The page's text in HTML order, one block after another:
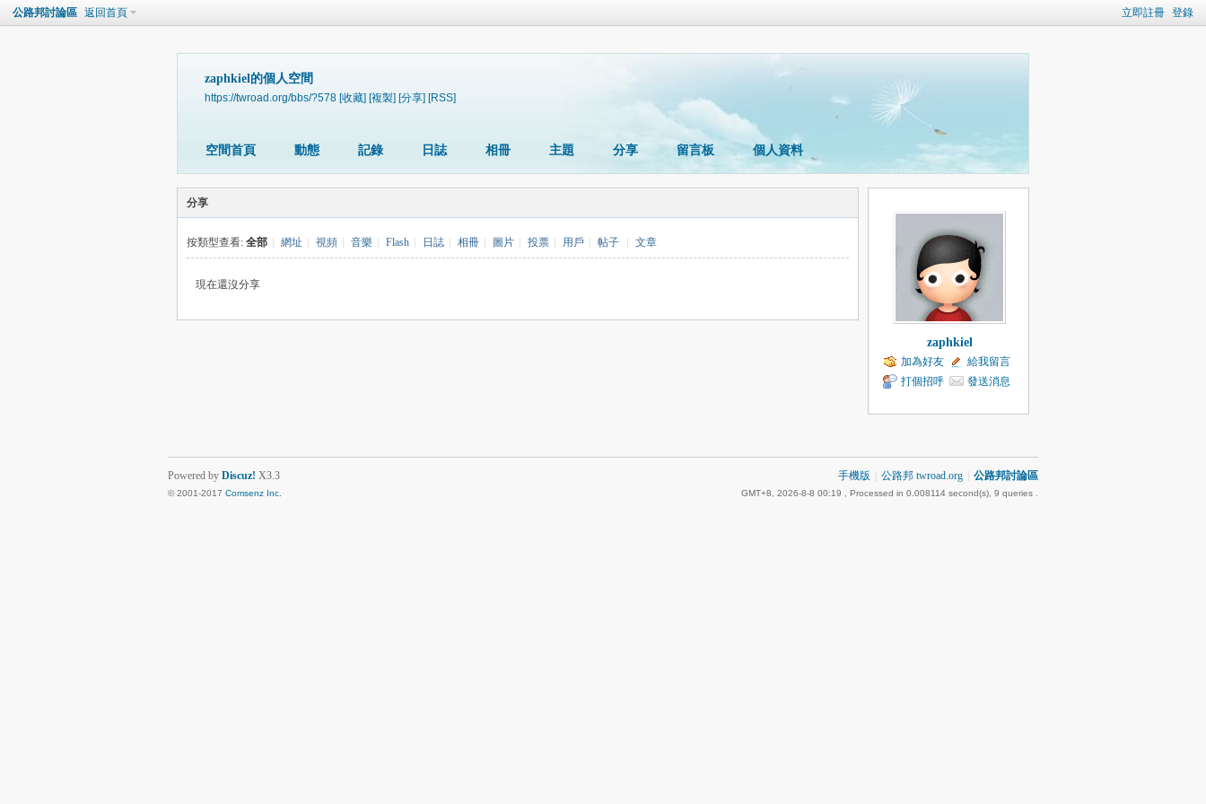
立即註冊 登錄
公路邦討論區 返回首頁
zaphkiel的個人空間
https://twroad.org/bbs/?578 [收藏] [複製] [分享] [RSS]
空間首頁 動態 記錄 日誌 相冊 主題 分享 留言板 個人資料
分享
按類型查看: 全部 網址 視頻 音樂 Flash 日誌 相冊 圖片 投票 用戶 帖子 文章
現在還沒分享
zaphkiel
加為好友
給我留言
打個招呼
發送消息
手機版 公路邦 twroad.org 公路邦討論區
GMT+8, 2026-8-8 00:19 , Processed in 0.008114 second(s), 9 queries .
Powered by Discuz! X3.3
© 2001-2017 Comsenz Inc.